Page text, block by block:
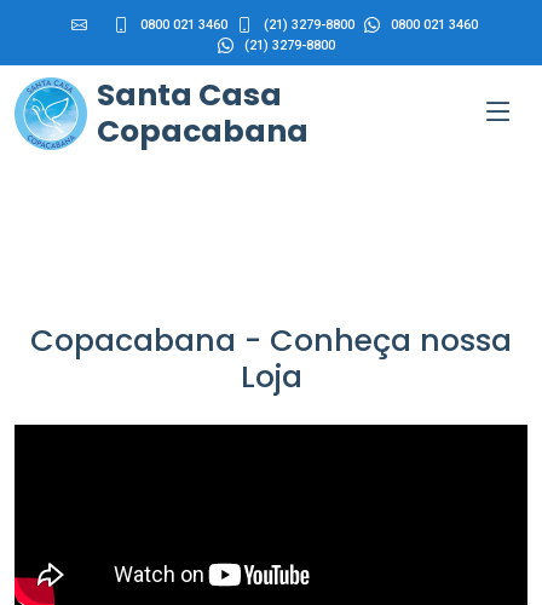
0800 021 3460 (21) 3279-8800
0800 021 3460
(21) 3279-8800
Santa Casa
Copacabana
Copacabana - Conheça nossa
Loja